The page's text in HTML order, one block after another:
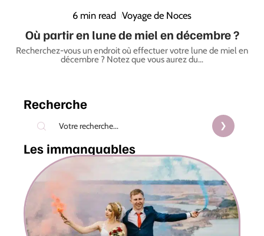
6 min read Voyage de Noces
Où partir en lune de miel en décembre ?
Recherchez-vous un endroit où effectuer votre lune de miel en
décembre ? Notez que vous aurez du…
Recherche
Les immanquables